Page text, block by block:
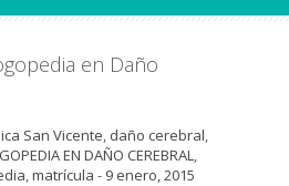
en Daño
San Vicente, daño cerebral,
EN DAÑO CEREBRAL,
,matrícula - 9 enero, 2015